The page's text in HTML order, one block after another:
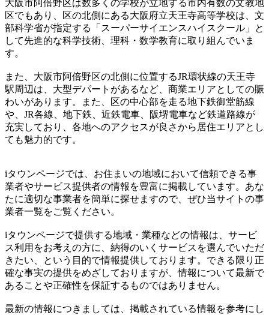
大阪市阿倍野区は数多くの学校が立地する市内有数の文教地
区でもあり、区の北側にある大阪府立天王寺高等学校は、文
部科学省が指定する「スーパーサイエンスハイスクール」と
して先進的な科学技術、理科・数学教育に取り組んでいま
す。
また、大阪市阿倍野区の北側に位置するJR環状線の天王寺
駅周辺は、大型デパートがあるなど、商業エリアとしての賑
わいがあります。また、区の中心部を走る地下鉄御堂筋線
や、JR各線、地下鉄、近鉄電車、阪堺電車など鉄道路線が
充実しており、各地へのアクセスが良さから居住エリアとし
ても魅力的です。
iタウンページでは、お住まいの地域において信頼できる事
業者やサービス提供者の情報を豊富に掲載しています。あな
たに適切な事業者を簡単に探せますので、ぜひ当サイトの事
業者一覧をご覧ください。
iタウンページで提供する地域・業種などの情報は、サービ
ス利用をお考えの方に、納得のいくサービスを選んでいただ
きたい、という目的で情報提供しております。できる限り正
確な事実の提供をめざしておりますが、情報について最新で
あることや正確性を保証するものではありません。
最新の情報につきましては、掲載されている情報を参考にし